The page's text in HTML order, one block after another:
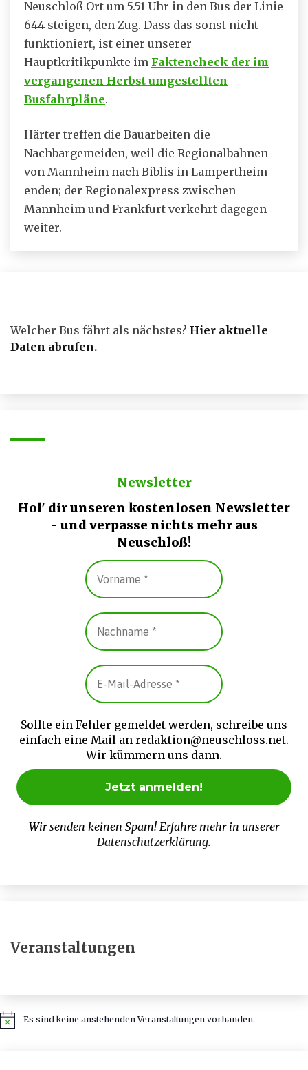
Neuschloß Ort um 5.51 Uhr in den Bus der Linie
644 steigen, den Zug. Dass das sonst nicht
funktioniert, ist einer unserer
Hauptkritikpunkte im Faktencheck der im
vergangenen Herbst umgestellten
Busfahrpläne.
Härter treffen die Bauarbeiten die
Nachbargemeiden, weil die Regionalbahnen
von Mannheim nach Biblis in Lampertheim
enden; der Regionalexpress zwischen
Mannheim und Frankfurt verkehrt dagegen
weiter.
Welcher Bus fährt als nächstes? Hier aktuelle
Daten abrufen.
Newsletter
Hol' dir unseren kostenlosen Newsletter
- und verpasse nichts mehr aus
Neuschloß!
Sollte ein Fehler gemeldet werden, schreibe uns
einfach eine Mail an redaktion@neuschloss.net.
Wir kümmern uns dann.
Wir senden keinen Spam! Erfahre mehr in unserer
Datenschutzerklärung.
Veranstaltungen
HinweisEs sind keine anstehenden Veranstaltungen vorhanden.